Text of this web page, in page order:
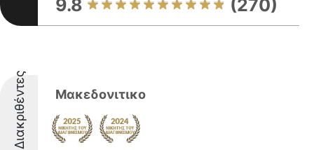
9.8 (270)
Διακριθέντες Μακεδονιτικο